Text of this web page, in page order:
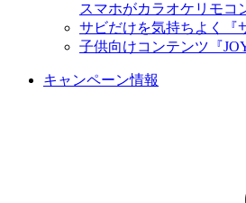
スマホがカラオケリモコ
サビだけを気持ちよく『
子供向けコンテンツ『
キャンペーン情報